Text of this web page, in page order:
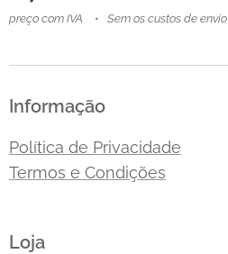
preço com IVA Sem os custos de envio
Informação
Política de Privacidade
Termos e Condições
Loja